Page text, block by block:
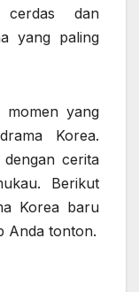
cerdas dan
yang paling
momen yang
Korea.
cerita
Berikut
Korea baru
Anda tonton.